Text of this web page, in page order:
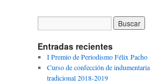
Entradas recientes
I Premio de Periodismo Félix Pacho
Curso de confección de indumentaria
tradicional 2018-2019